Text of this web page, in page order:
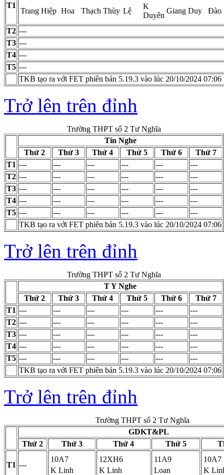
T1
Trang Hiệp Hoa Thạch Thùy Lệ
K
Duyên
Giang Duy Đào
T2 ---
T3 ---
T4 ---
T5 ---
TKB tạo ra với FET phiên bản 5.19.3 vào lúc 20/10/2024 07:06
Trở lên trên đỉnh
Trường THPT số 2 Tư Nghĩa
Tin Nghe
Thứ 2
Thứ 3 Thứ 4 Thứ 5 Thứ 6
Thứ 7
T1 --- --- --- --- ---
---
T2 --- --- --- --- ---
---
T3 --- --- --- --- ---
---
T4 --- --- --- --- ---
---
T5 --- --- --- --- ---
---
TKB tạo ra với FET phiên bản 5.19.3 vào lúc 20/10/2024 07:06
Trở lên trên đỉnh
Trường THPT số 2 Tư Nghĩa
T Y Nghe
Thứ 2
Thứ 3 Thứ 4 Thứ 5 Thứ 6
Thứ 7
T1 --- --- --- --- ---
---
T2 --- --- --- --- ---
---
T3 --- --- --- --- ---
---
T4 --- --- --- --- ---
---
T5 --- --- --- --- ---
---
TKB tạo ra với FET phiên bản 5.19.3 vào lúc 20/10/2024 07:06
Trở lên trên đỉnh
Trường THPT số 2 Tư Nghĩa
GDKT&PL
Thứ 2
Thứ 3 Thứ 4 Thứ 5
T1 ---
10A7
K Linh
12XH6
K Linh
11A9
Loan
10A7
K